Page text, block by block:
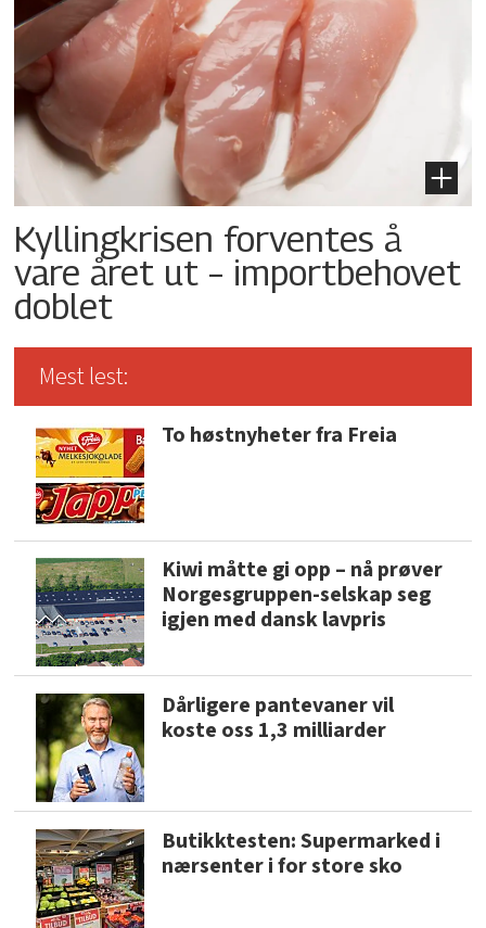
Kyllingkrisen forventes å
vare året ut – importbehovet
doblet
Mest lest:
To høstnyheter fra Freia
Kiwi måtte gi opp – nå prøver
Norgesgruppen-selskap seg
igjen med dansk lavpris
Dårligere pantevaner vil
koste oss 1,3 milliarder
Butikktesten: Supermarked i
nærsenter i for store sko